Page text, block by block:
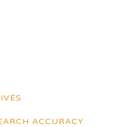
ACCURACY